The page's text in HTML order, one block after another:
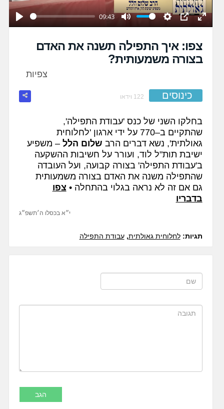
Play
09:43
Mute Settings PIPEnter
fullscreen
צפו: איך התפילה תשנה את האדם
בצורה משמעותית?
צפיות
כינוסים 122 וידאו
בחלקו השני של כנס 'עבודת התפילה',
שהתקיים ב–
770 על ידי ארגון 'לחלוחית
גאולתית', נשא דברים הרב שלום הלל – משפיע
ישיבת תות"ל לוד, ועורר על חשיבות ההשקעה
ב'עבודת התפילה' בצורה קבועה, ועל העובדה
שהתפילה משנה את האדם בצורה משמעותית
גם אם זה לא נראה בגלוי בהתחלה • צפו
בדבריו
י״א בכסלו ה׳תשפ״ג
תגיות:לחלוחית גאולתית,עבודת התפילה